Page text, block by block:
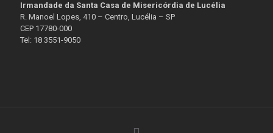
Irmandade da Santa Casa de Misericórdia de Lucélia
R. Manoel Lopes, 410 – Centro, Lucélia – SP
CEP 17780-000
Tel: 18 3551-9050